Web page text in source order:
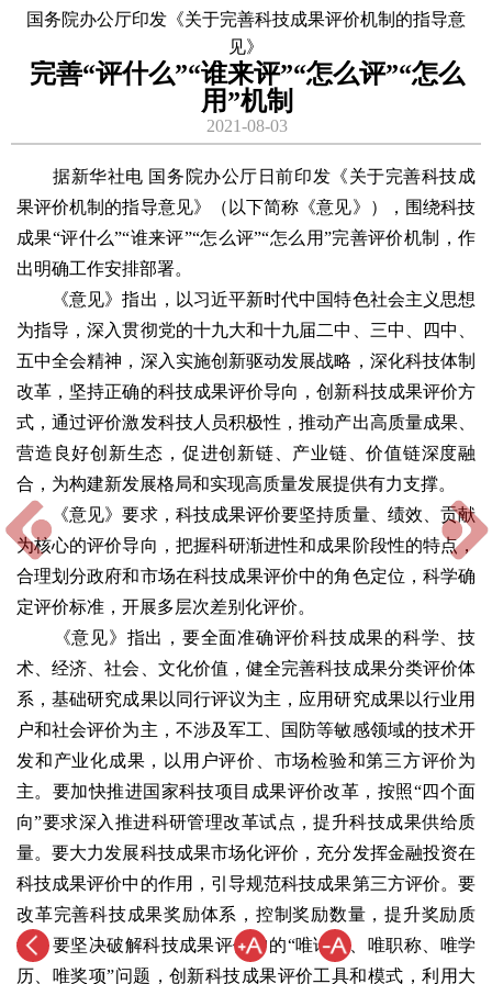
国务院办公厅印发《关于完善科技成果评价机制的指导意
见》
完善“评什么”“谁来评”“怎么评”“怎么
用”机制
2021-08-03
据新华社电 国务院办公厅日前印发《关于完善科技成
果评价机制的指导意见》（以下简称《意见》），围绕科技
成果“评什么”“谁来评”“怎么评”“怎么用”完善评价机制，作
出明确工作安排部署。
《意见》指出，以习近平新时代中国特色社会主义思想
为指导，深入贯彻党的十九大和十九届二中、三中、四中、
五中全会精神，深入实施创新驱动发展战略，深化科技体制
改革，坚持正确的科技成果评价导向，创新科技成果评价方
式，通过评价激发科技人员积极性，推动产出高质量成果、
营造良好创新生态，促进创新链、产业链、价值链深度融
合，为构建新发展格局和实现高质量发展提供有力支撑。
《意见》要求，科技成果评价要坚持质量、绩效、贡献
为核心的评价导向，把握科研渐进性和成果阶段性的特点，
合理划分政府和市场在科技成果评价中的角色定位，科学确
定评价标准，开展多层次差别化评价。
《意见》指出，要全面准确评价科技成果的科学、技
术、经济、社会、文化价值，健全完善科技成果分类评价体
系，基础研究成果以同行评议为主，应用研究成果以行业用
户和社会评价为主，不涉及军工、国防等敏感领域的技术开
发和产业化成果，以用户评价、市场检验和第三方评价为
主。要加快推进国家科技项目成果评价改革，按照“四个面
向”要求深入推进科研管理改革试点，提升科技成果供给质
量。要大力发展科技成果市场化评价，充分发挥金融投资在
科技成果评价中的作用，引导规范科技成果第三方评价。要
改革完善科技成果奖励体系，控制奖励数量，提升奖励质
量。要坚决破解科技成果评价中的“唯论文、唯职称、唯学
历、唯奖项”问题，创新科技成果评价工具和模式，利用大